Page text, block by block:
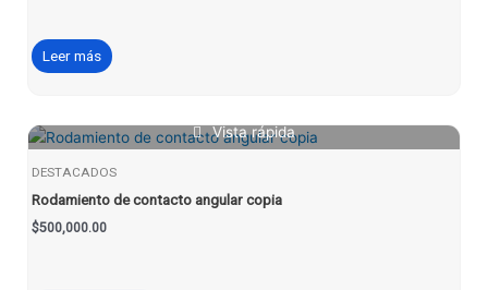
Leer más
Vista rápida
DESTACADOS
Rodamiento de contacto angular copia
$500,000.00